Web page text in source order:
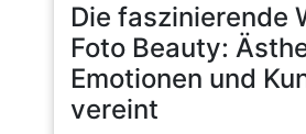
Die faszinierende
Foto Beauty:
Emotionen und
vereint